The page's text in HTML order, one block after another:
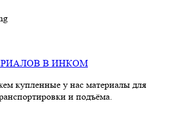
В ИНКОМ
купленные у нас материалы для
и подъёма.